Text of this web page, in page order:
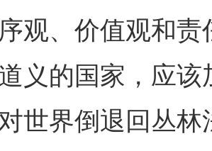
观、价值观和
义的国家，应
世界倒退回丛